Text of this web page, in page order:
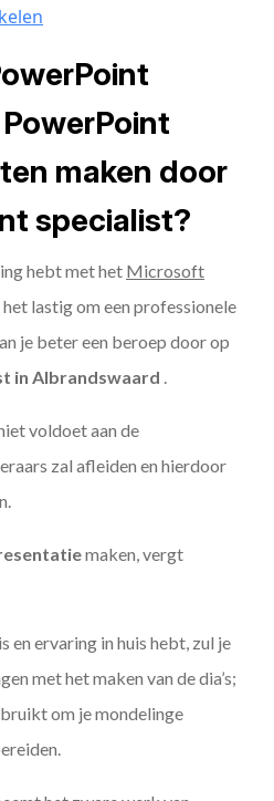
maken door
specialist?
hebt met het Microsoft
het lastig om een professionele
je beter een beroep door op
in Albrandswaard .
voldoet aan de
zal afleiden en hierdoor
maken, vergt
en ervaring in huis hebt, zul je
met het maken van de dia’s;
om je mondelinge